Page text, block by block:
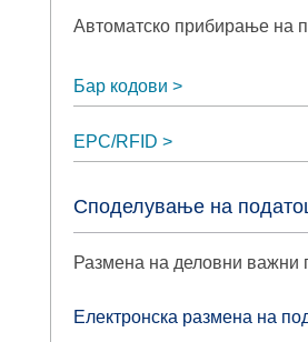
Автоматско прибирање на
Бар кодови
EPC/RFID
Споделување на
Размена на деловни важни
Електронска размена на